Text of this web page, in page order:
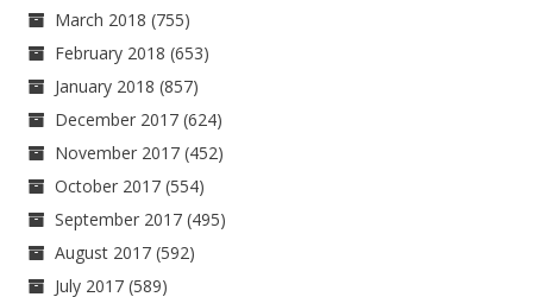
March 2018 (755)
February 2018 (653)
January 2018 (857)
December 2017 (624)
November 2017 (452)
October 2017 (554)
September 2017 (495)
August 2017 (592)
July 2017 (589)